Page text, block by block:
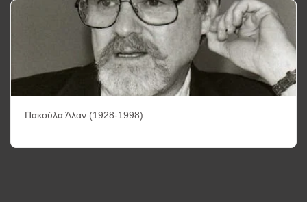
Πακούλα Άλαν (1928-1998)